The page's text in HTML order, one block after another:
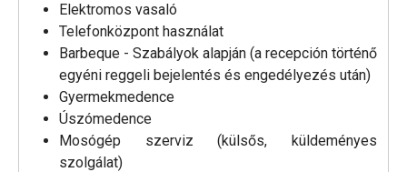
Elektromos vasaló
Telefonközpont használat
Barbeque - Szabályok alapján (a recepción történő
egyéni reggeli bejelentés és engedélyezés után)
Gyermekmedence
Úszómedence
Mosógép szerviz (külsős, küldeményes
szolgálat)